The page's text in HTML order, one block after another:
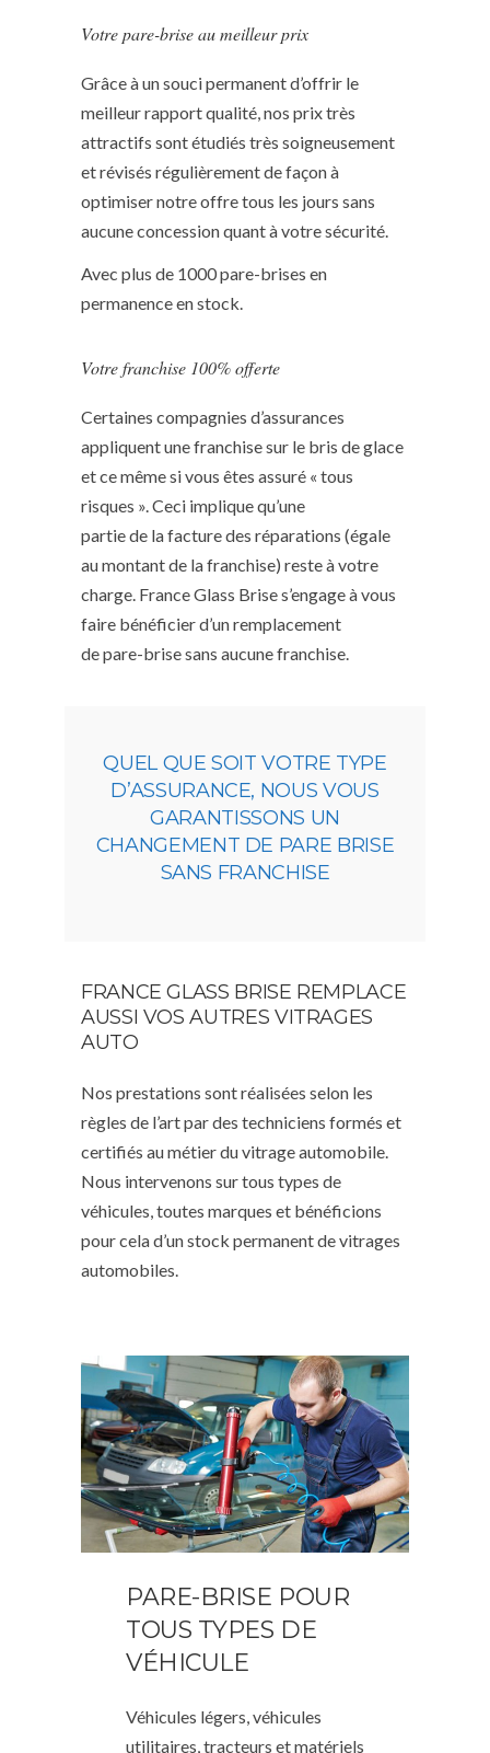
Votre pare-brise au meilleur prix
Grâce à un souci permanent d’offrir le
meilleur rapport qualité, nos prix très
attractifs sont étudiés très soigneusement
et révisés régulièrement de façon à
optimiser notre offre tous les jours sans
aucune concession quant à votre sécurité.
Avec plus de 1000 pare-brises en
permanence en stock.
Votre franchise 100% offerte
Certaines compagnies d’assurances
appliquent une franchise sur le bris de glace
et ce même si vous êtes assuré « tous
risques ». Ceci implique qu’une
partie de la facture des réparations (égale
au montant de la franchise) reste à votre
charge. France Glass Brise s’engage à vous
faire bénéficier d’un remplacement
de pare-brise sans aucune franchise.
QUEL QUE SOIT VOTRE TYPE
D’ASSURANCE, NOUS VOUS
GARANTISSONS UN
CHANGEMENT DE PARE BRISE
SANS FRANCHISE
FRANCE GLASS BRISE REMPLACE
AUSSI VOS AUTRES VITRAGES
AUTO
Nos prestations sont réalisées selon les
règles de l’art par des techniciens formés et
certifiés au métier du vitrage automobile.
Nous intervenons sur tous types de
véhicules, toutes marques et bénéficions
pour cela d’un stock permanent de vitrages
automobiles.
PARE-BRISE POUR
TOUS TYPES DE
VÉHICULE
Véhicules légers, véhicules
utilitaires, tracteurs et matériels